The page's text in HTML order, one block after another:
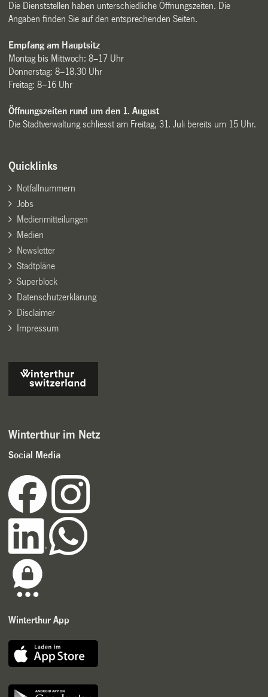
Die Dienststellen haben unterschiedliche Öffnungszeiten. Die
Angaben finden Sie auf den entsprechenden Seiten.
Empfang am Hauptsitz
Montag bis Mittwoch: 8–17 Uhr
Donnerstag: 8–18.30 Uhr
Freitag: 8–16 Uhr
Öffnungszeiten rund um den 1. August
Die Stadtverwaltung schliesst am Freitag, 31. Juli bereits um 15 Uhr.
Quicklinks
Notfallnummern
Jobs
Medienmitteilungen
Medien
Newsletter
Stadtpläne
Superblock
Datenschutzerklärung
Disclaimer
Impressum
Winterthur im Netz
Social Media
Winterthur App